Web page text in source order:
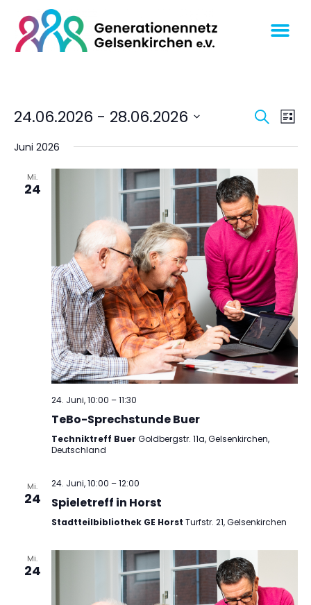
SUCHELISTE
24.06.2026 - 28.06.2026
wählen.
Juni 2026
Mi.
24
24. Juni, 10:00 –11:30
TeBo-Sprechstunde Buer
Techniktreff Buer Goldbergstr. 11a, Gelsenkirchen,
Deutschland
Mi.
24
24. Juni, 10:00 –12:00
Spieletreff in Horst
Stadtteilbibliothek GE Horst Turfstr. 21, Gelsenkirchen
Mi.
24